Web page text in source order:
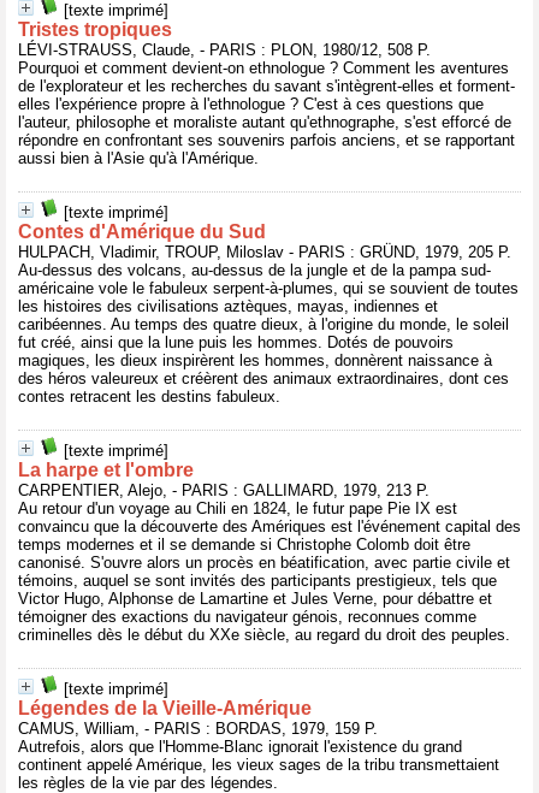
[texte imprimé]
Tristes tropiques
LÉVI-STRAUSS, Claude, - PARIS : PLON, 1980/12, 508 P.
Pourquoi et comment devient-on ethnologue ? Comment les aventures
de l'explorateur et les recherches du savant s'intègrent-elles et forment-
elles l'expérience propre à l'ethnologue ? C'est à ces questions que
l'auteur, philosophe et moraliste autant qu'ethnographe, s'est efforcé de
répondre en confrontant ses souvenirs parfois anciens, et se rapportant
aussi bien à l'Asie qu'à l'Amérique.
[texte imprimé]
Contes d'Amérique du Sud
HULPACH, Vladimir, TROUP, Miloslav - PARIS : GRÜND, 1979, 205 P.
Au-dessus des volcans, au-dessus de la jungle et de la pampa sud-
américaine vole le fabuleux serpent-à-plumes, qui se souvient de toutes
les histoires des civilisations aztèques, mayas, indiennes et
caribéennes. Au temps des quatre dieux, à l'origine du monde, le soleil
fut créé, ainsi que la lune puis les hommes. Dotés de pouvoirs
magiques, les dieux inspirèrent les hommes, donnèrent naissance à
des héros valeureux et créèrent des animaux extraordinaires, dont ces
contes retracent les destins fabuleux.
[texte imprimé]
La harpe et l'ombre
CARPENTIER, Alejo, - PARIS : GALLIMARD, 1979, 213 P.
Au retour d'un voyage au Chili en 1824, le futur pape Pie IX est
convaincu que la découverte des Amériques est l'événement capital des
temps modernes et il se demande si Christophe Colomb doit être
canonisé. S'ouvre alors un procès en béatification, avec partie civile et
témoins, auquel se sont invités des participants prestigieux, tels que
Victor Hugo, Alphonse de Lamartine et Jules Verne, pour débattre et
témoigner des exactions du navigateur génois, reconnues comme
criminelles dès le début du XXe siècle, au regard du droit des peuples.
[texte imprimé]
Légendes de la Vieille-Amérique
CAMUS, William, - PARIS : BORDAS, 1979, 159 P.
Autrefois, alors que l'Homme-Blanc ignorait l'existence du grand
continent appelé Amérique, les vieux sages de la tribu transmettaient
les règles de la vie par des légendes.